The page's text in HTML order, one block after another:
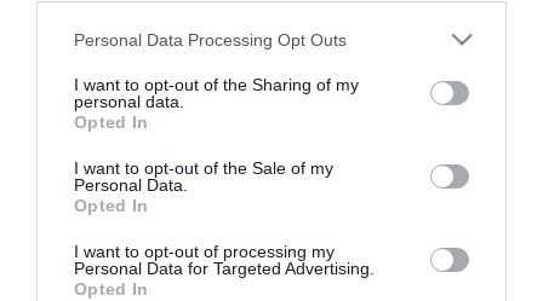
Please note that this website/app uses one or more Google
not limited to your visit or usage behaviour. You may click to
grant or deny consent to Google and its third-party tags to
use your data for below specified purposes in below Google
consent section.
Personal Data Processing Opt Outs
I want to opt-out of the Sharing of my
personal data.
Opted In
I want to opt-out of the Sale of my
Personal Data.
Opted In
I want to opt-out of processing my
Personal Data for Targeted Advertising.
Opted In
εναντίον δύο και παιχνίδι στο μισό γήπεδο.
ατομικό πρόγραμμα έκαναν οι Μακέντα,
ανησυχία.